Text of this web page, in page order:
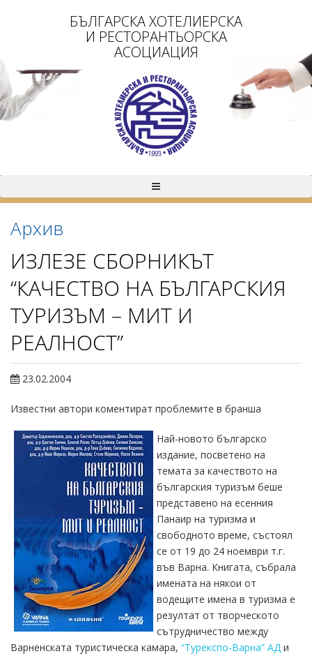
БЪЛГАРСКА ХОТЕЛИЕРСКА
И РЕСТОРАНТЬОРСКА
АСОЦИАЦИЯ
Архив
ИЗЛЕЗЕ СБОРНИКЪТ
“КАЧЕСТВО НА БЪЛГАРСКИЯ
ТУРИЗЪМ – МИТ И
РЕАЛНОСТ”
23.02.2004
Известни автори коментират проблемите в бранша
Най-новото българско
издание, посветено на
темата за качеството на
българския туризъм беше
представено на есенния
Панаир на туризма и
свободното време, състоял
се от 19 до 24 ноември т.г.
във Варна. Книгата, събрала
имената на някои от
водещите имена в туризма е
резултат от творческото
сътрудничество между
Варненската туристическа камара, “Турекспо-Варна” АД и